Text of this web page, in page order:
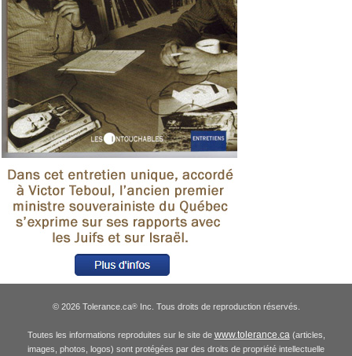
© 2026 Tolerance.ca®Inc. Tous droits de reproduction réservés.
Toutes les informations reproduites sur le site de www.tolerance.ca(articles,
images, photos, logos) sont protégées par des droits de propriété intellectuelle